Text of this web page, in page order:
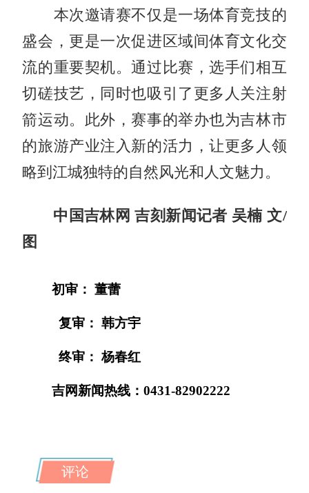
本次邀请赛不仅是一场体育竞技的
盛会，更是一次促进区域间体育文化交
流的重要契机。通过比赛，选手们相互
切磋技艺，同时也吸引了更多人关注射
箭运动。此外，赛事的举办也为吉林市
的旅游产业注入新的活力，让更多人领
略到江城独特的自然风光和人文魅力。
中国吉林网 吉刻新闻记者 吴楠 文/
图
初审： 董蕾
复审： 韩方宇
终审： 杨春红
吉网新闻热线：0431-82902222
评论